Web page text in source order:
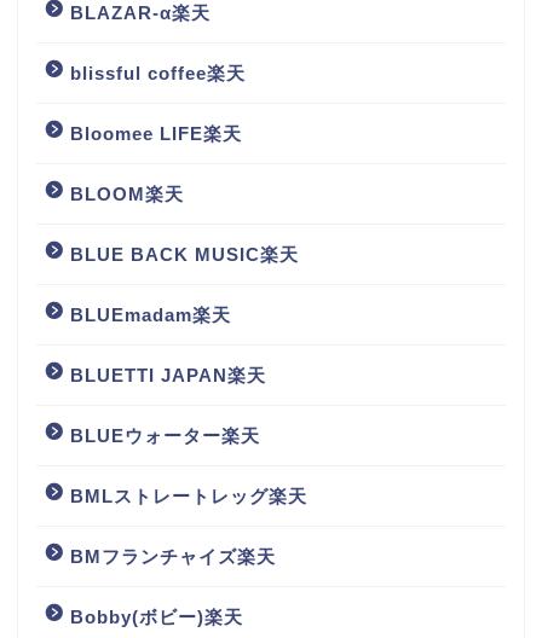
BLAZAR-α楽天
blissful coffee楽天
Bloomee LIFE楽天
BLOOM楽天
BLUE BACK MUSIC楽天
BLUEmadam楽天
BLUETTI JAPAN楽天
BLUEウォーター楽天
BMLストレートレッグ楽天
BMフランチャイズ楽天
Bobby(ボビー)楽天